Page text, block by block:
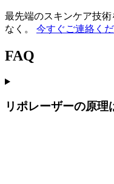
最先端のスキンケア技
なく。 今すぐご連絡くだ
FAQ
リポレーザーの原理